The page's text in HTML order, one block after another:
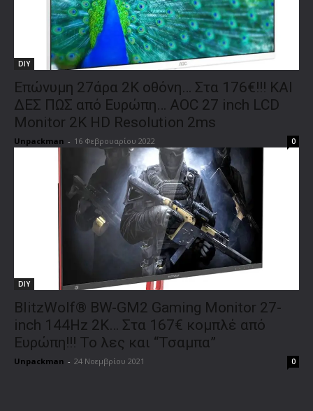
DIY
Επώνυμη 27άρα 2Κ οθόνη… Στα 176€!!! ΚΑΙ
ΔΕΣ ΠΩΣ από Ευρώπη… AOC 27 inch LCD
Monitor 2K HD Resolution 2ms
Unpackman - 16 Φεβρουαρίου 2022 0
DIY
BlitzWolf® BW-GM2 Gaming Monitor 27-
inch 144Hz 2K… Στα 167€ κομπλέ από
Ευρώπη!!! Το λες και “Τσαμπα”
Unpackman - 24 Νοεμβρίου 2021 0